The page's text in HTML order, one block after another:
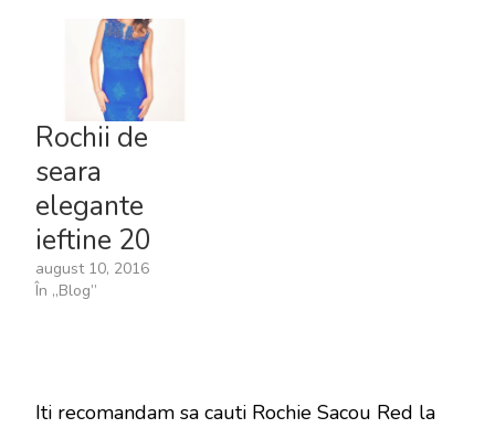
Rochii de
seara
elegante
ieftine 20
august 10, 2016
În „Blog”
Iti recomandam sa cauti Rochie Sacou Red la